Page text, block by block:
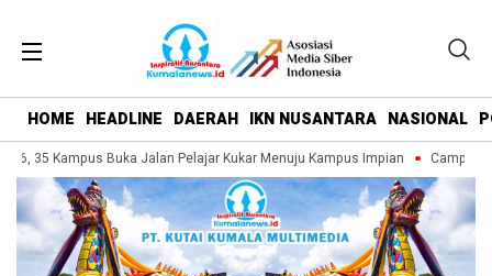
HOME HEADLINE DAERAH IKN NUSANTARA NASIONAL
35 Kampus Buka Jalan Pelajar Kukar Menuju Kampus Impian Campus